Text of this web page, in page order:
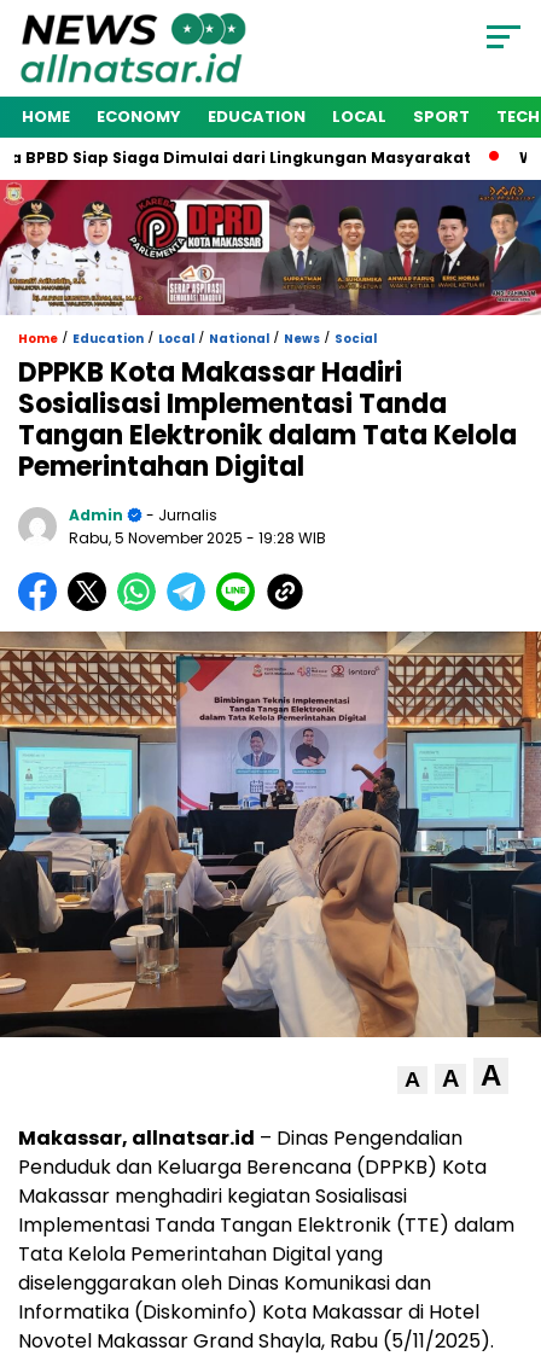
HOME ECONOMY EDUCATION LOCAL SPORT
Siap Siaga Dimulai dari Lingkungan Masyarakat Wakil
Home / Education / Local / National / News / Social
DPPKB Kota Makassar Hadiri
Sosialisasi Implementasi Tanda
Tangan Elektronik dalam Tata Kelola
Pemerintahan Digital
Admin
- Jurnalis
Rabu, 5 November 2025 - 19:28 WIB
A A A
Makassar, allnatsar.id – Dinas Pengendalian
Penduduk dan Keluarga Berencana (DPPKB) Kota
Makassar menghadiri kegiatan Sosialisasi
Implementasi Tanda Tangan Elektronik (TTE) dalam
Tata Kelola Pemerintahan Digital yang
diselenggarakan oleh Dinas Komunikasi dan
Informatika (Diskominfo) Kota Makassar di Hotel
Novotel Makassar Grand Shayla, Rabu (5/11/2025).